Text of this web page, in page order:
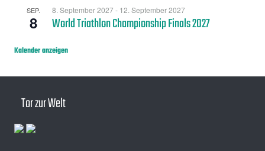
Tor zur Welt
SEP.
8
8. September 2027- 12. September 2027
World Triathlon Championship Finals 2027
Kalender anzeigen